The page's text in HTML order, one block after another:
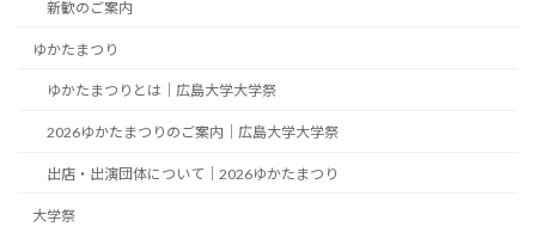
新歓のご案内
ゆかたまつり
ゆかたまつりとは｜広島大学大学祭
2026ゆかたまつりのご案内｜広島大学大学祭
出店・出演団体について｜2026ゆかたまつり
大学祭